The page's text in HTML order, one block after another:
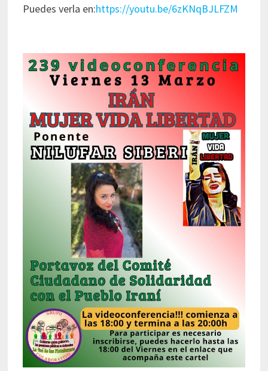
Puedes verla en:https://youtu.be/6zKNqBJLFZM